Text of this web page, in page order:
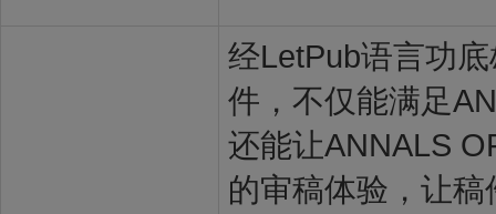
经LetPub语言功
件，不仅能满足
还能让ANNALS
的审稿体验，让